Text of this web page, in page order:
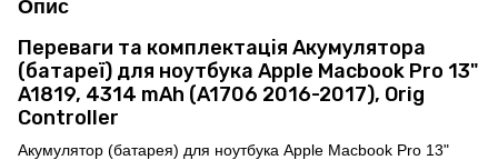
Опис
Переваги та комплектація Акумулятора
(батареї) для ноутбука Apple Macbook Pro 13"
A1819, 4314 mAh (A1706 2016-2017), Orig
Controller
Акумулятор (батарея) для ноутбука Apple Macbook Pro 13"